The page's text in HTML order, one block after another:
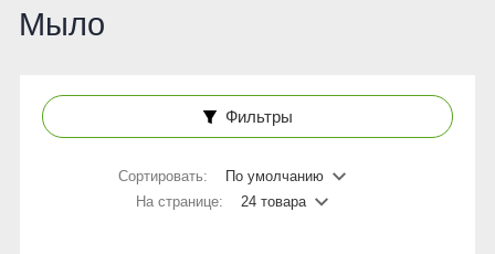
Мыло
Фильтры
Сортировать:
По умолчанию
На странице:
24 товара